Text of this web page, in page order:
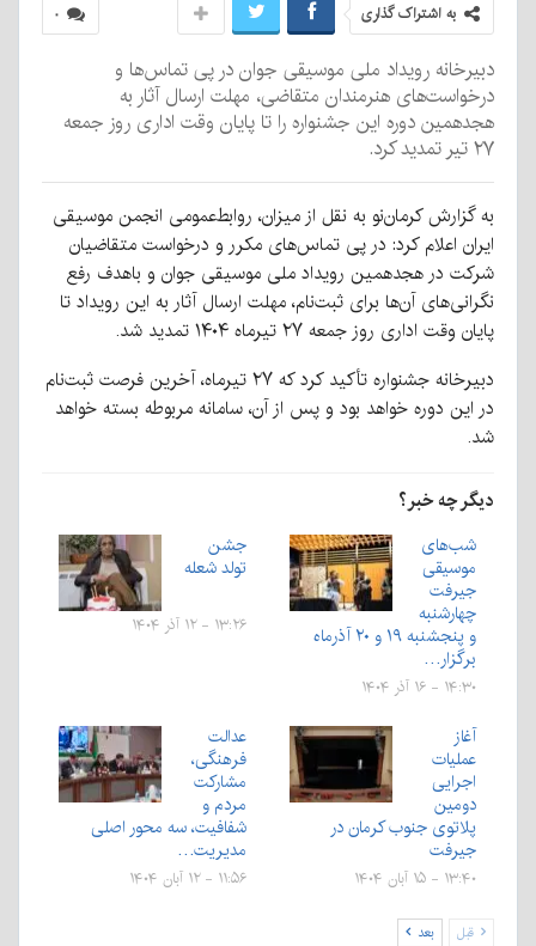
۰ به اشتراک گذاری
دبیرخانه رویداد ملی موسیقی جوان در پی تماس‌ها و
درخواست‌های هنرمندان متقاضی، مهلت ارسال آثار به
هجدهمین دوره این جشنواره را تا پایان وقت اداری روز جمعه
۲۷ تیر تمدید کرد.
به گزارش کرمان‌نو به نقل از میزان، روابط‌عمومی انجمن موسیقی
ایران اعلام کرد: در پی تماس‌های مکرر و درخواست متقاضیان
شرکت در هجدهمین رویداد ملی موسیقی جوان و باهدف رفع
نگرانی‌های آن‌ها برای ثبت‌نام، مهلت ارسال آثار به این رویداد تا
پایان وقت اداری روز جمعه ۲۷ تیرماه ۱۴۰۴ تمدید شد.
دبیرخانه جشنواره تأکید کرد که ۲۷ تیرماه، آخرین فرصت ثبت‌نام
در این دوره خواهد بود و پس از آن، سامانه مربوطه بسته خواهد
شد.
دیگر چه خبر؟
شب‌های
موسیقی
جیرفت
چهارشنبه
و پنجشنبه ۱۹ و ۲۰ آذرماه
برگزار…
۱۴:۳۰ - ۱۶ آذر ۱۴۰۴
جشن
تولد شعله
۱۳:۲۶ - ۱۲ آذر ۱۴۰۴
آغاز
عملیات
اجرایی
دومین
پلاتوی جنوب کرمان در
جیرفت
۱۳:۴۰ - ۱۵ آبان ۱۴۰۴
عدالت
فرهنگی،
مشارکت
مردم و
شفافیت، سه محور اصلی
مدیریت…
۱۱:۵۶ - ۱۲ آبان ۱۴۰۴
قبل بعد